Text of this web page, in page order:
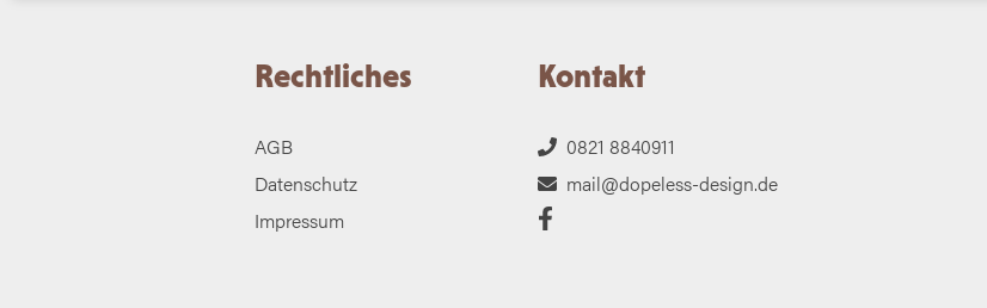
Rechtliches
AGB
Datenschutz
Impressum
Kontakt
0821 8840911
mail@dopeless-design.de